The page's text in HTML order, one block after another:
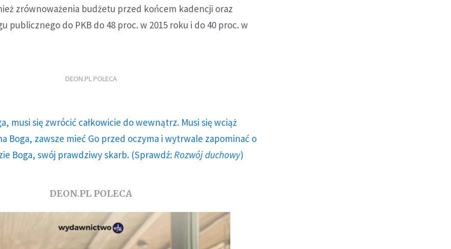
zrównoważenia budżetu przed końcem kadencji oraz
publicznego do PKB do 48 proc. w 2015 roku i do 40 proc. w
DEON.PL POLECA
musi się zwrócić całkowicie do wewnątrz. Musi się wciąż
Boga, zawsze mieć Go przed oczyma i wytrwale zapominać o
Boga, swój prawdziwy skarb. (Sprawdź: Rozwój duchowy)
DEON.PL POLECA